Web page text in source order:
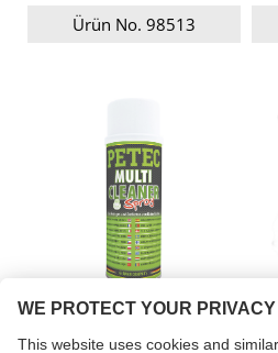
Ürün No. 98513
Multi Cleaner